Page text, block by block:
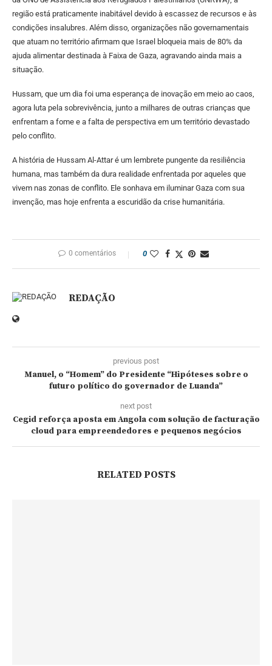
região está praticamente inabitável devido à escassez de recursos e às
condições insalubres. Além disso, organizações não governamentais
que atuam no território afirmam que Israel bloqueia mais de 80% da
ajuda alimentar destinada à Faixa de Gaza, agravando ainda mais a
situação.
Hussam, que um dia foi uma esperança de inovação em meio ao caos,
agora luta pela sobrevivência, junto a milhares de outras crianças que
enfrentam a fome e a falta de perspectiva em um território devastado
pelo conflito.
A história de Hussam Al-Attar é um lembrete pungente da resiliência
humana, mas também da dura realidade enfrentada por aqueles que
vivem nas zonas de conflito. Ele sonhava em iluminar Gaza com sua
invenção, mas hoje enfrenta a escuridão da crise humanitária.
0 comentários 0
REDAÇÃO
previous post
Manuel, o “Homem” do Presidente “Hipóteses sobre o
futuro político do governador de Luanda”
next post
Cegid reforça aposta em Angola com solução de facturação
cloud para empreendedores e pequenos negócios
RELATED POSTS